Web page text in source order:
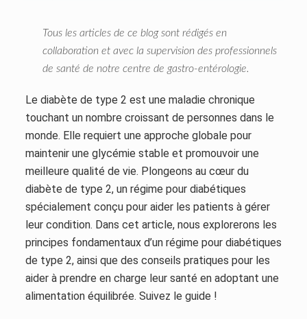
Tous les articles de ce blog sont rédigés en
collaboration et avec la supervision des professionnels
de santé de notre centre de gastro-entérologie.
Le diabète de type 2 est une maladie chronique
touchant un nombre croissant de personnes dans le
monde. Elle requiert une approche globale pour
maintenir une glycémie stable et promouvoir une
meilleure qualité de vie. Plongeons au cœur du
diabète de type 2, un régime pour diabétiques
spécialement conçu pour aider les patients à gérer
leur condition. Dans cet article, nous explorerons les
principes fondamentaux d’un régime pour diabétiques
de type 2, ainsi que des conseils pratiques pour les
aider à prendre en charge leur santé en adoptant une
alimentation équilibrée. Suivez le guide !